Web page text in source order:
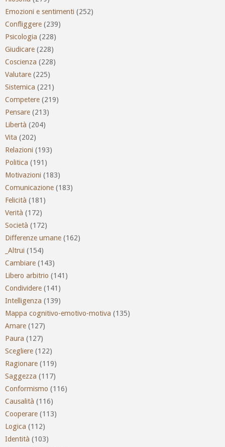
Emozioni e sentimenti (252)
Confliggere (239)
Psicologia (228)
Giudicare (228)
Coscienza (228)
Valutare (225)
Sistemica (221)
Competere (219)
Pensare (213)
Libertà (204)
Vita (202)
Relazioni (193)
Politica (191)
Motivazioni (183)
Comunicazione (183)
Felicità (181)
Verità (172)
Società (172)
Differenze umane (162)
_Altrui (154)
Cambiare (143)
Libero arbitrio (141)
Condividere (141)
Intelligenza (139)
Mappa cognitivo-emotivo-motiva (135)
Amare (127)
Paura (127)
Scegliere (122)
Ragionare (119)
Saggezza (117)
Conformismo (116)
Causalità (116)
Cooperare (113)
Logica (112)
Identità (103)